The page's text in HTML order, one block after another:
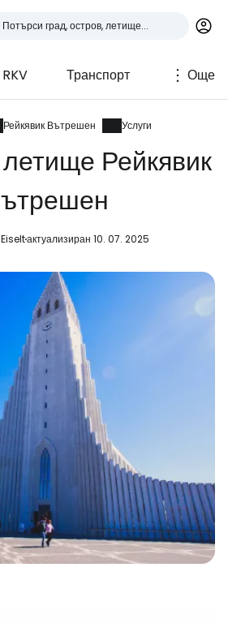
Транспорт Още
Рейкявик Вътрешен Услуги
Рейкявик
актуализиран 10. 07. 2025
Cestee
на туристите
с Google
с Facebook
с имейл